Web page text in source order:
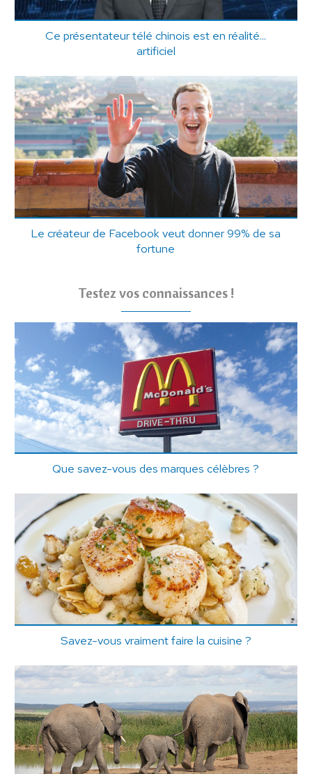
Ce présentateur télé chinois est en réalité...
artificiel
Le créateur de Facebook veut donner 99% de sa
fortune
Testez vos connaissances !
Que savez-vous des marques célèbres ?
Savez-vous vraiment faire la cuisine ?